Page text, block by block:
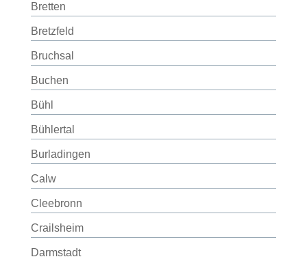
Bretten
Bretzfeld
Bruchsal
Buchen
Bühl
Bühlertal
Burladingen
Calw
Cleebronn
Crailsheim
Darmstadt